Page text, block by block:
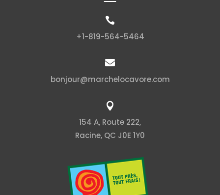

+1-819-564-5464

bonjour@marchelocavore.com

154 A, Route 222,
Racine, QC J0E 1Y0